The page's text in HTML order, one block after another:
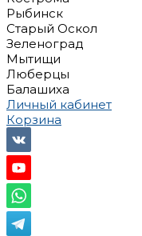
Рыбинск
Старый Оскол
Зеленоград
Мытищи
Люберцы
Балашиха
Личный кабинет
Корзина